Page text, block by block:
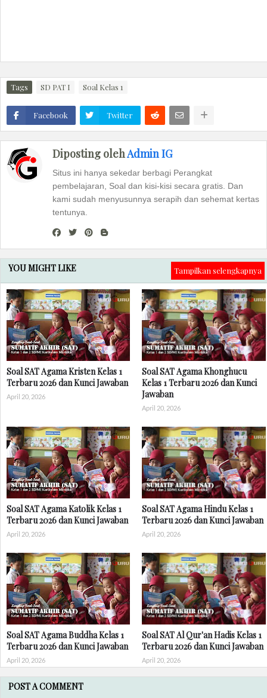
Tags SD PAT I Soal Kelas 1
Facebook Twitter
Diposting olehAdmin IG
Situs ini hanya sekedar berbagi Perangkat
pembelajaran, Soal dan kisi-kisi secara gratis. Dan
kami sudah menyusunnya serapih dan sehemat kertas
tentunya.
YOU MIGHT LIKE Tampilkan selengkapnya
Soal SAT Agama Kristen Kelas 1
Terbaru 2026 dan Kunci Jawaban
April 20, 2026
Soal SAT Agama Khonghucu
Kelas 1 Terbaru 2026 dan Kunci
Jawaban
April 20, 2026
Soal SAT Agama Katolik Kelas 1
Terbaru 2026 dan Kunci Jawaban
April 20, 2026
Soal SAT Agama Hindu Kelas 1
Terbaru 2026 dan Kunci Jawaban
April 20, 2026
Soal SAT Agama Buddha Kelas 1
Terbaru 2026 dan Kunci Jawaban
April 20, 2026
Soal SAT Al Qur'an Hadis Kelas 1
Terbaru 2026 dan Kunci Jawaban
April 20, 2026
POST A COMMENT